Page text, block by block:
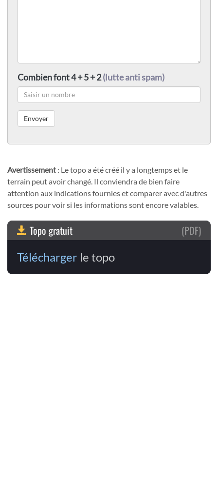
Combien font 4 + 5 + 2(lutte anti spam)
Avertissement : Le topo a été créé il y a longtemps et le
terrain peut avoir changé. Il conviendra de bien faire
attention aux indications fournies et comparer avec d'autres
sources pour voir si les informations sont encore valables.
Topo gratuit (PDF)
Télécharger le topo